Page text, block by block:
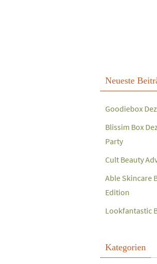
Neueste
Goodiebox
Blissim Box
Party
Cult Beauty
Able Skincare
Edition
Lookfantastic
Kategorien